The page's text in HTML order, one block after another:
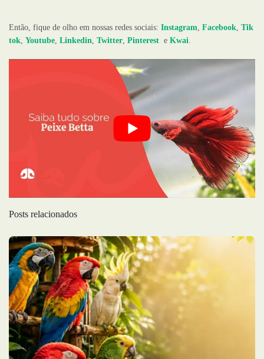
Então, fique de olho em nossas redes sociais: Instagram, Facebook, Tik
tok, Youtube, Linkedin, Twitter, Pinterest e Kwai.
Posts relacionados